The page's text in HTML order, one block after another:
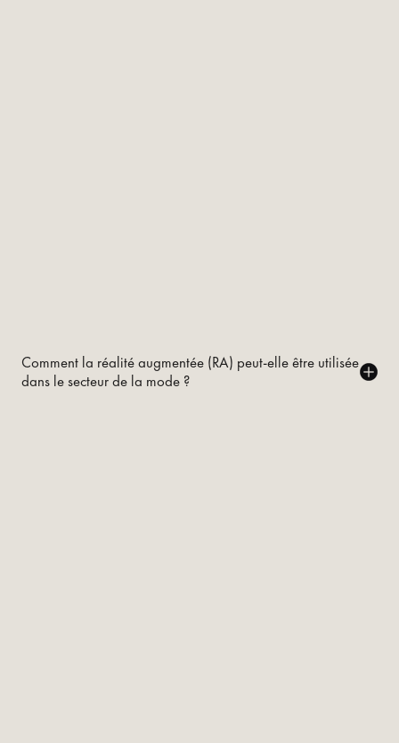
Comment la réalité augmentée (RA) peut-elle être utilisée
dans le secteur de la mode ?